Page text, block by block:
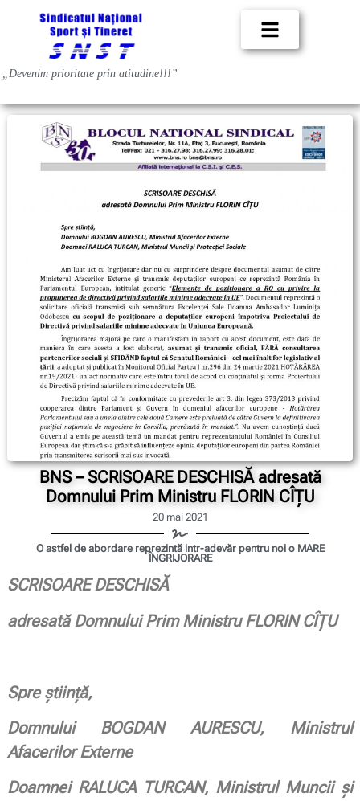
„Devenim prioritate prin atitudine!!!”
BNS – SCRISOARE DESCHISĂ adresată
Domnului Prim Ministru FLORIN CÎȚU
20 mai 2021
O astfel de abordare reprezintă intr-adevăr pentru noi o MARE
ÎNGRIJORARE
SCRISOARE DESCHISĂ
adresată Domnului Prim Ministru FLORIN CÎȚU
Spre știință,
Domnului BOGDAN AURESCU, Ministrul
Afacerilor Externe
Doamnei RALUCA TURCAN, Ministrul Muncii și